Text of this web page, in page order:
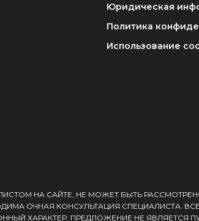
Юридическая
Политика
Использование
НА САЙТЕ, НЕ МОЖЕТ БЫТЬ
ОЧНАЯ КОНСУЛЬТАЦИЯ СПЕЦИАЛИСТА.
ХАРАКТЕР. ПРЕДЛОЖЕНИЕ НЕ ЯВЛЯЕТСЯ